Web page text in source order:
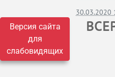
Версия сайта
для
слабовидящих
30.03.2020